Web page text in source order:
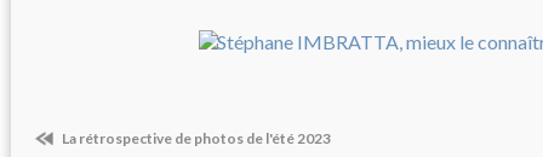
La rétrospective de photos de l'été 2023